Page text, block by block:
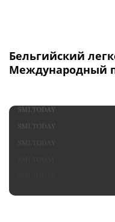
Бельгийский
Международный